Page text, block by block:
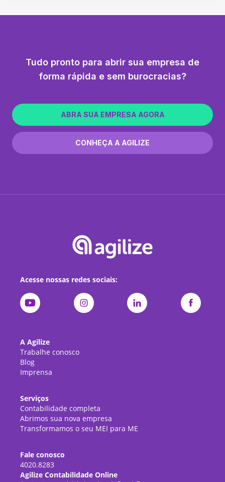
Tudo pronto para abrir sua empresa de
forma rápida e sem burocracias?
ABRA SUA EMPRESA AGORA
CONHEÇA A AGILIZE
Acesse nossas redes sociais:
A Agilize
Trabalhe conosco
Blog
Imprensa
Serviços
Contabilidade completa
Abrimos sua nova empresa
Transformamos o seu MEI para ME
Fale conosco
4020.8283
Agilize Contabilidade Online